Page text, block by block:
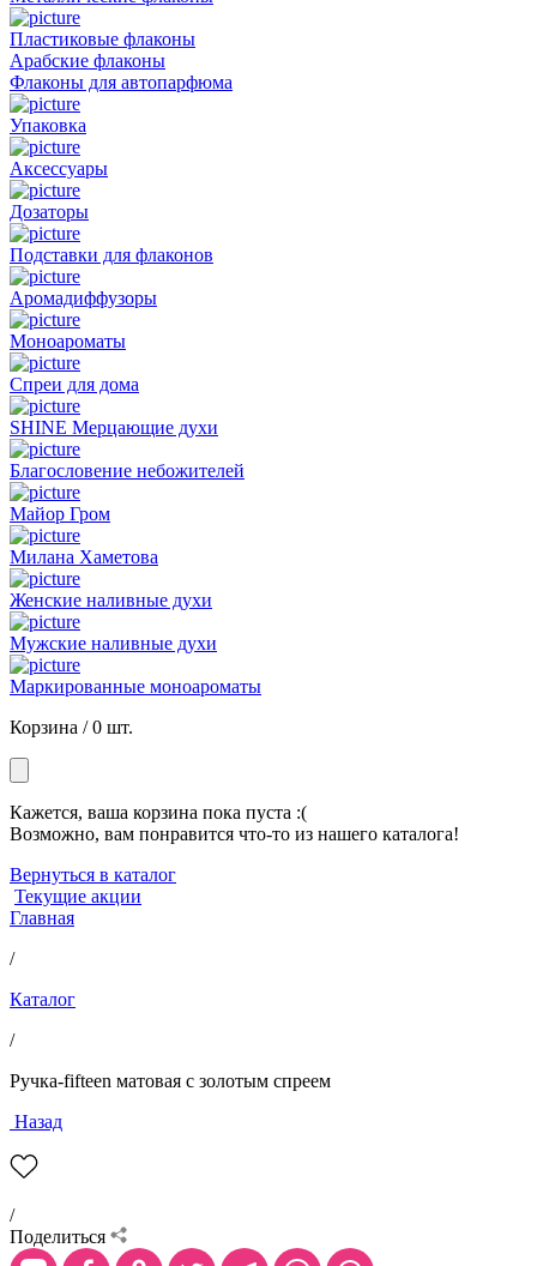
Пластиковые флаконы
Арабские флаконы
Флаконы для автопарфюма
Упаковка
Аксессуары
Дозаторы
Подставки для флаконов
Аромадиффузоры
Моноароматы
Спреи для дома
SHINE Мерцающие духи
Благословение небожителей
Майор Гром
Милана Хаметова
Женские наливные духи
Мужские наливные духи
Маркированные моноароматы
Корзина /0 шт.
Кажется, ваша корзина пока пуста :(
Возможно, вам понравится что-то из нашего каталога!
Вернуться в каталог
Текущие акции
Главная
/
Каталог
/
Ручка-fifteen матовая с золотым спреем
Назад
/
Поделиться